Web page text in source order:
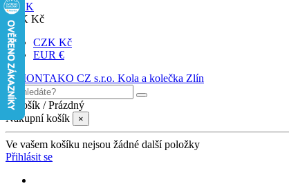
SK
CZK Kč
CZK Kč
EUR €
0 Košík /Prázdný
Nákupní košík
×
Ve vašem košíku nejsou žádné další položky
Přihlásit se